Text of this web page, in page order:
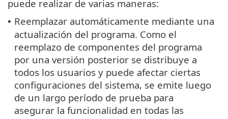
puede realizar de varias maneras:
• Reemplazar automáticamente mediante una
actualización del programa. Como el
reemplazo de componentes del programa
por una versión posterior se distribuye a
todos los usuarios y puede afectar ciertas
configuraciones del sistema, se emite luego
de un largo período de prueba para
asegurar la funcionalidad en todas las